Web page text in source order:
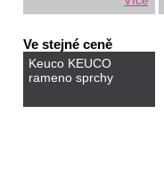
Ve stejné ceně
Keuco KEUCO
rameno sprchy